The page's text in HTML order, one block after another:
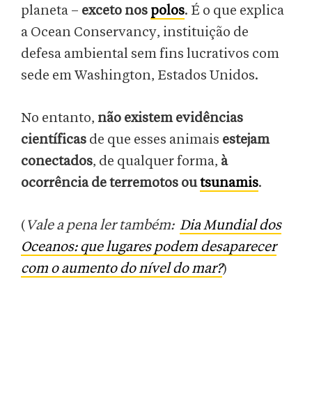
planeta – exceto nos polos. É o que explica
a Ocean Conservancy, instituição de
defesa ambiental sem fins lucrativos com
sede em Washington, Estados Unidos.
No entanto, não existem evidências
científicas de que esses animais estejam
conectados, de qualquer forma, à
ocorrência de terremotos outsunamis.
( Vale a pena ler também: Dia Mundial dos
Oceanos: que lugares podem desaparecer
com o aumento do nível do mar?)